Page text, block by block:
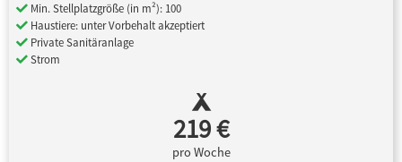
Min. Stellplatzgröße (in m²): 100
Haustiere: unter Vorbehalt akzeptiert
Private Sanitäranlage
Strom
219 €
pro Woche